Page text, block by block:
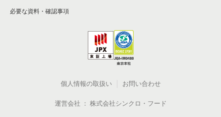
必要な資料・確認事項
個人情報の取扱い お問い合わせ
運営会社 株式会社シンクロ・フード